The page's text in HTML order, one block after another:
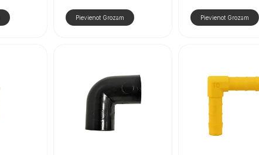
Pievienot Grozam Pievienot Grozam